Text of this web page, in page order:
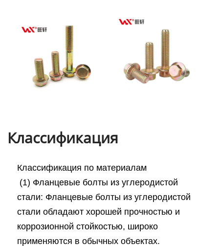
Классификация
Классификация по материалам
(1) Фланцевые болты из углеродистой
стали: Фланцевые болты из углеродистой
стали обладают хорошей прочностью и
коррозионной стойкостью, широко
применяются в обычных объектах.